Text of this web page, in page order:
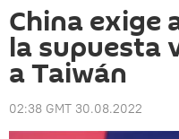
China exige
la supuesta
a Taiwán
02:38 GMT 30.08.2022